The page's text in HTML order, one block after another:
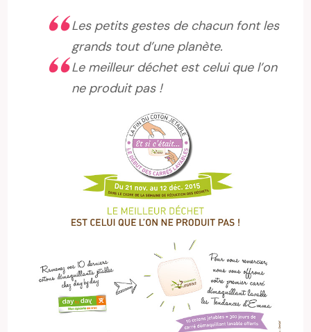
Les petits gestes de chacun font les
grands tout d’une planète.
Le meilleur déchet est celui que l’on
ne produit pas !